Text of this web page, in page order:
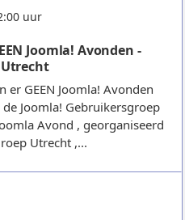
uur
Joomla! Avonden -
er GEEN Joomla! Avonden
Joomla! Gebruikersgroep
Avond , georganiseerd
Utrecht ,...